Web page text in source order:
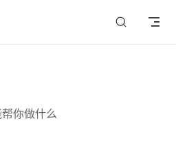
你做什么